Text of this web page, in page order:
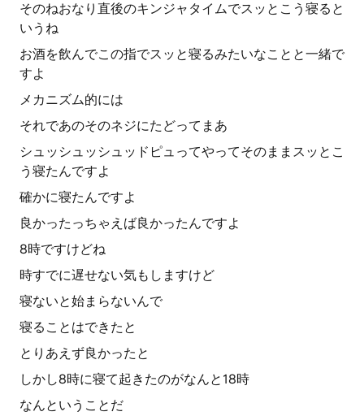
そのねおなり直後のキンジャタイムでスッとこう寝ると
いうね
お酒を飲んでこの指でスッと寝るみたいなことと一緒で
すよ
メカニズム的には
それであのそのネジにたどってまあ
シュッシュッシュッドピュってやってそのままスッとこ
う寝たんですよ
確かに寝たんですよ
良かったっちゃえば良かったんですよ
8時ですけどね
時すでに遅せない気もしますけど
寝ないと始まらないんで
寝ることはできたと
とりあえず良かったと
しかし8時に寝て起きたのがなんと18時
なんということだ